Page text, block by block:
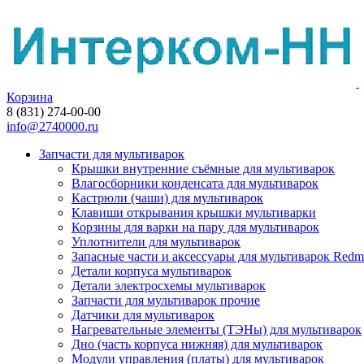
Корзина
8 (831) 274-00-00
info@2740000.ru
Запчасти для мультиварок
Крышки внутренние съёмные для мультиварок
Влагосборники конденсата для мультиварок
Кастрюли (чаши) для мультиварок
Клавиши открывания крышки мультиварки
Корзины для варки на пару для мультиварок
Уплотнители для мультиварок
Запасные части и аксессуары для мультиварок
Детали корпуса мультиварок
Детали электросхемы мультиварок
Запчасти для мультиварок прочие
Датчики для мультиварок
Нагревательные элементы (ТЭНы) для мультиварок
Дно (часть корпуса нижняя) для мультиварок
Модули управления (платы) для мультиварок